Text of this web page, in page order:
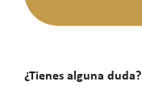
¿Tienes alguna duda?